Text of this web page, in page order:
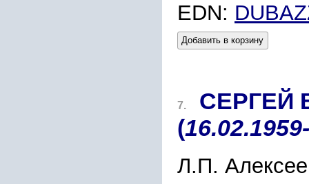
EDN:
Добавить в корзину
7.
СЕРГЕЙ
(
Л.П.